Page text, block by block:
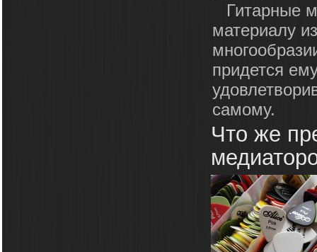
Гитарные
материалу
придется
самому.
Что же